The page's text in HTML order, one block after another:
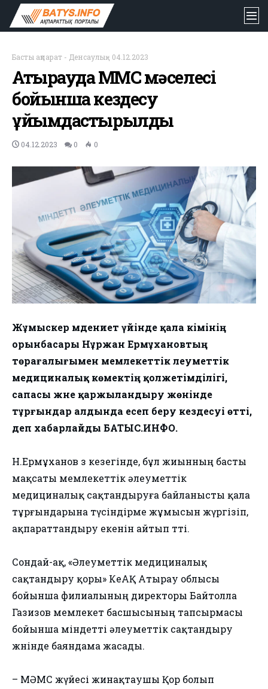
Басты ақпарат - Денсаулық- 04.12.2023
Атырауда МӘМС мәселесі
бойынша кездесу
ұйымдастырылды
04.12.2023 0 0
Жұмыскер мәдениет үйінде қала әкімінің
орынбасары Нұржан Ермұхановтың
төрағалығымен мемлекеттік әлеуметтік
медициналық көмектің қолжетімділігі,
сапасы және қаржыландыру жөнінде
тұрғындар алдында есеп беру кездесуі өтті,
деп хабарлайды БАТЫС.ИНФО.
Н.Ермұханов өз кезегінде, бұл жиынның басты
мақсаты мемлекеттік әлеуметтік
медициналық сақтандыруға байланысты қала
тұрғындарына түсіндірме жұмысын жүргізіп,
ақпараттандыру екенін айтып өтті.
Сондай-ақ, «Әлеуметтік медициналық
сақтандыру қоры» КеАҚ Атырау облысы
бойынша филиалының директоры Байтолла
Газизов мемлекет басшысының тапсырмасы
бойынша міндетті әлеуметтік сақтандыру
жөнінде баяндама жасады.
– МӘМС жүйесі жинақтаушы Қор болып